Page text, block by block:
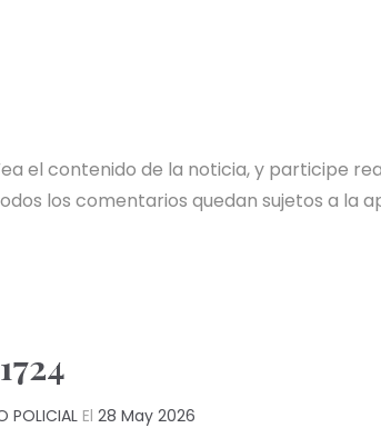
el contenido de la noticia, y participe
los comentarios quedan sujetos a la
POLICIAL El 28 May 2026